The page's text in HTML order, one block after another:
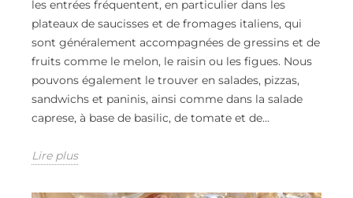
les entrées fréquentent, en particulier dans les
plateaux de saucisses et de fromages italiens, qui
sont généralement accompagnées de gressins et de
fruits comme le melon, le raisin ou les figues. Nous
pouvons également le trouver en salades, pizzas,
sandwichs et paninis, ainsi comme dans la salade
caprese, à base de basilic, de tomate et de...
Lire plus